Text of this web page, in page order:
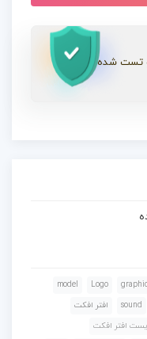
و تست شده
Logo
model
sound
افتر افکت
افتر افکت